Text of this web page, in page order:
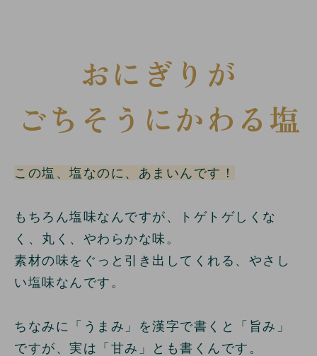
おにぎりが
ごちそうにかわる塩
この塩、塩なのに、あまいんです！
もちろん塩味なんですが、トゲトゲしくな
く、丸く、やわらかな味。
素材の味をぐっと引き出してくれる、やさし
い塩味なんです。
ちなみに「うまみ」を漢字で書くと「旨み」
ですが、実は「甘み」とも書くんです。